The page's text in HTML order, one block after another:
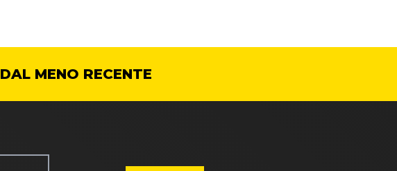
DAL MENO RECENTE